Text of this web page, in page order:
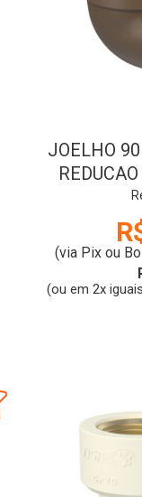
JOELHO
(via Pix ou
(ou em 2x